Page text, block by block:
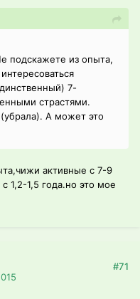
подскажете из опыта,
7-
страстями.
А может это
активные с 7-9
1,2-1,5 года.но это мое
#71